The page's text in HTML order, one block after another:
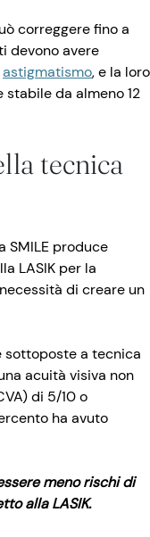
correggere fino a
devono avere
astigmatismo, e la loro
stabile da almeno 12
tecnica
SMILE produce
LASIK per la
di creare un
sottoposte a tecnica
acuità visiva non
di 5/10 o
ha avuto
meno rischi di
alla LASIK.